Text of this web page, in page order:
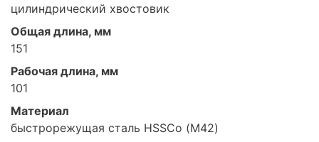
цилиндрический хвостовик
Общая длина, мм
151
Рабочая длина, мм
101
Материал
быстрорежущая сталь HSSCo (М42)